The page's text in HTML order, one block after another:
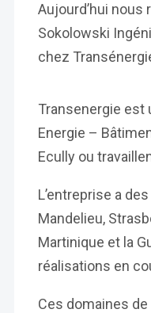
Aujourd’hui nous
Sokolowski
chez
Transenergie est
Energie –
Ecully ou
L’entreprise a
Mandelieu,
Martinique et la
réalisations en
Ces domaines